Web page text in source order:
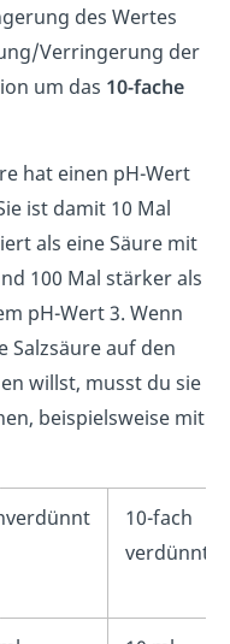
des Wertes
Verringerung der
um das 10-fache
hat einen pH-Wert
ist damit 10 Mal
als eine Säure mit
100 Mal stärker als
pH-Wert 3. Wenn
Salzsäure auf den
willst, musst du sie
beispielsweise mit
10-fach
verdünnt